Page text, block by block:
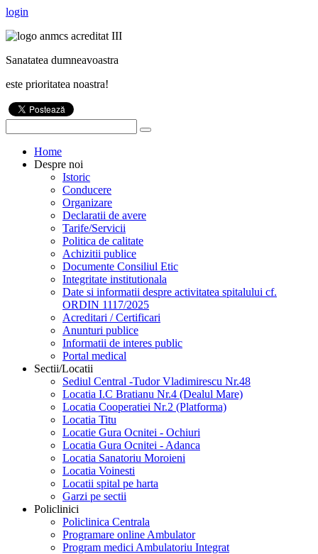
login
Sanatatea dumneavoastra
este prioritatea noastra!
Home
Despre noi
Istoric
Conducere
Organizare
Declaratii de avere
Tarife/Servicii
Politica de calitate
Achizitii publice
Documente Consiliul Etic
Integritate institutionala
Date si informatii despre activitatea spitalului cf.
ORDIN 1117/2025
Acreditari / Certificari
Anunturi publice
Informatii de interes public
Portal medical
Sectii/Locatii
Sediul Central -Tudor Vladimirescu Nr.48
Locatia I.C Bratianu Nr.4 (Dealul Mare)
Locatia Cooperatiei Nr.2 (Platforma)
Locatia Titu
Locatie Gura Ocnitei - Ochiuri
Locatia Gura Ocnitei - Adanca
Locatia Sanatoriu Moroieni
Locatia Voinesti
Locatii spital pe harta
Garzi pe sectii
Policlinici
Policlinica Centrala
Programare online Ambulator
Program medici Ambulatoriu Integrat